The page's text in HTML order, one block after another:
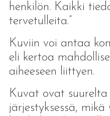
henkilön. Kaikki
tervetulleita.”
Kuviin voi antaa
eli kertoa
aiheeseen liittyen.
Kuvat ovat suurelta
järjestyksessä,